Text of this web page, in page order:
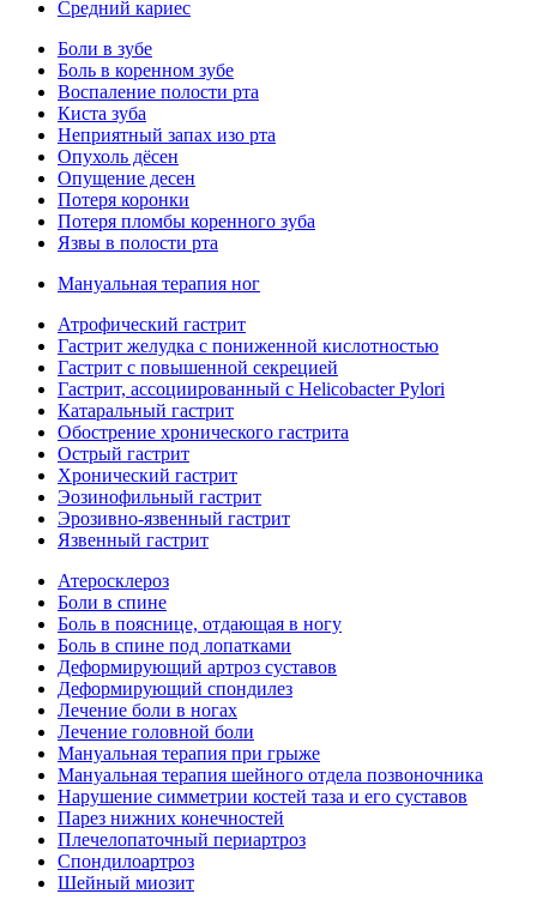
Средний кариес
Боли в зубе
Боль в коренном зубе
Воспаление полости рта
Киста зуба
Неприятный запах изо рта
Опухоль дёсен
Опущение десен
Потеря коронки
Потеря пломбы коренного зуба
Язвы в полости рта
Мануальная терапия ног
Атрофический гастрит
Гастрит желудка с пониженной кислотностью
Гастрит с повышенной секрецией
Гастрит, ассоциированный с Helicobacter Pylori
Катаральный гастрит
Обострение хронического гастрита
Острый гастрит
Хронический гастрит
Эозинофильный гастрит
Эрозивно-язвенный гастрит
Язвенный гастрит
Атеросклероз
Боли в спине
Боль в пояснице, отдающая в ногу
Боль в спине под лопатками
Деформирующий артроз суставов
Деформирующий спондилез
Лечение боли в ногах
Лечение головной боли
Мануальная терапия при грыже
Мануальная терапия шейного отдела позвоночника
Нарушение симметрии костей таза и его суставов
Парез нижних конечностей
Плечелопаточный периартроз
Спондилоартроз
Шейный миозит